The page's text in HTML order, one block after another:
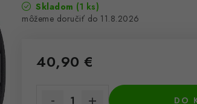
Skladom (1 ks)
11.8.2026
40,90 €
DO